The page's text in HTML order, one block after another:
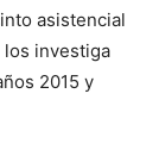
asistencial
los investiga
2015 y